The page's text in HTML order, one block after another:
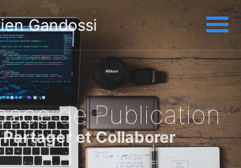
Gandossi
de Publication
Partager et Collaborer